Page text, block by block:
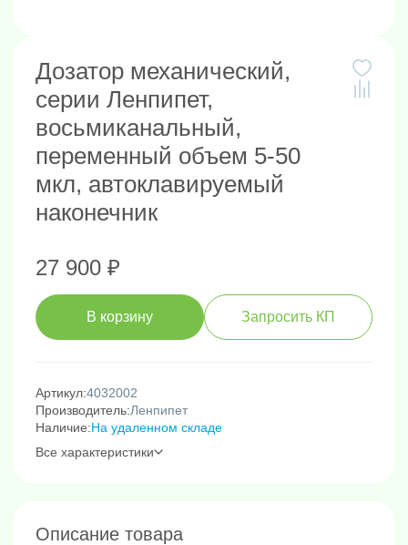
Дозатор механический,
серии Ленпипет,
восьмиканальный,
переменный объем 5-50
мкл, автоклавируемый
наконечник
27 900 ₽
В корзину Запросить КП
Артикул:4032002
Производитель:Ленпипет
Наличие:На удаленном складе
Все характеристики
Описание товара